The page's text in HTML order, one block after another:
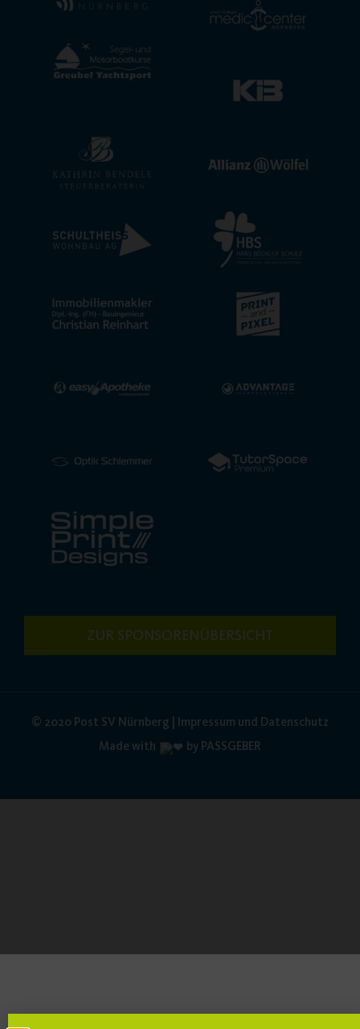
ZUR SPONSORENÜBERSICHT
© 2020 Post SV Nürnberg | Impressum und Datenschutz
Made with
by PASSGEBER